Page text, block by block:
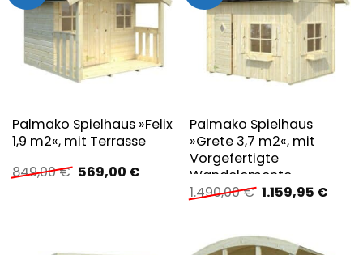
Palmako Spielhaus »Felix
1,9 m2«, mit Terrasse
849,00€ Ursprünglicher
Preis
569,00 €Aktueller
Palmako Spielhaus
»Grete 3,7 m2«, mit
Vorgefertigte
Wandelemente
1.490,00€ Ursprünglicher
1.159,95 €